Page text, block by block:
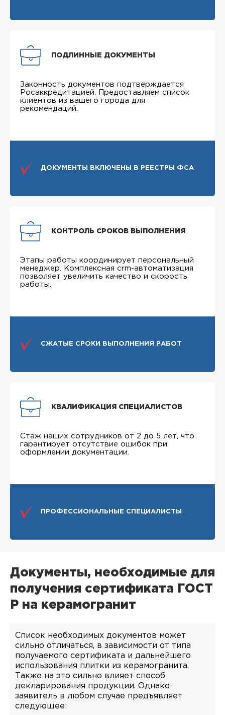
ПОДЛИННЫЕ ДОКУМЕНТЫ
Законность документов подтверждается
Росаккредитацией. Предоставляем список
клиентов из вашего города для
рекомендаций.
ДОКУМЕНТЫ ВКЛЮЧЕНЫ В РЕЕСТРЫ ФСА
КОНТРОЛЬ СРОКОВ ВЫПОЛНЕНИЯ
Этапы работы координирует персональный
менеджер. Комплексная crm-автоматизация
позволяет увеличить качество и скорость
работы.
СЖАТЫЕ СРОКИ ВЫПОЛНЕНИЯ РАБОТ
КВАЛИФИКАЦИЯ СПЕЦИАЛИСТОВ
Стаж наших сотрудников от 2 до 5 лет, что
гарантирует отсутствие ошибок при
оформлении документации.
ПРОФЕССИОНАЛЬНЫЕ СПЕЦИАЛИСТЫ
Документы, необходимые для
получения сертификата ГОСТ
Р на керамогранит
Список необходимых документов может
сильно отличаться, в зависимости от типа
получаемого сертификата и дальнейшего
использования плитки из керамогранита.
Также на это сильно влияет способ
декларирования продукции. Однако
заявитель в любом случае предъявляет
следующее: